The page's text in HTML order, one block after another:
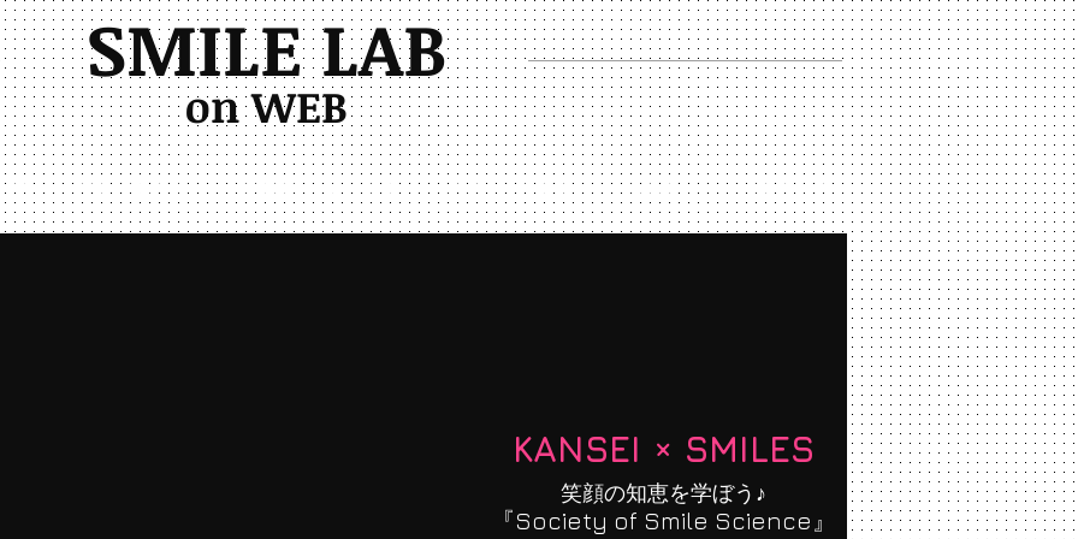
SMILE LAB
on WEB
学 ウンパニ体操 感性価値・美と健康 講演・ＴＶ出演 SmileNet CONTACT
KANSEI × SMILES
笑顔の知恵を学ぼう♪
『Society of Smile Science 』